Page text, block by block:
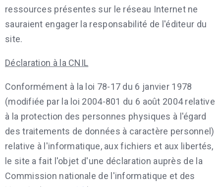
ressources présentes sur le réseau Internet ne
sauraient engager la responsabilité de l'éditeur du
site.
Déclaration à la CNIL
Conformément à la loi 78-17 du 6 janvier 1978
(modifiée par la loi 2004-801 du 6 août 2004 relative
à la protection des personnes physiques à l'égard
des traitements de données à caractère personnel)
relative à l'informatique, aux fichiers et aux libertés,
le site a fait l'objet d'une déclaration auprès de la
Commission nationale de l'informatique et des